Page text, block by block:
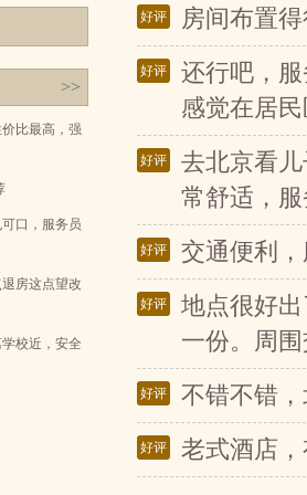
>>
比最高，强
口，服务员
房这点望改
校近，安全
好评 房间布置
好评
还行吧，
感觉在居
好评
去北京看
常舒适，
好评 交通便利
好评
地点很好
一份。周
好评 不错不错
好评 老式酒店